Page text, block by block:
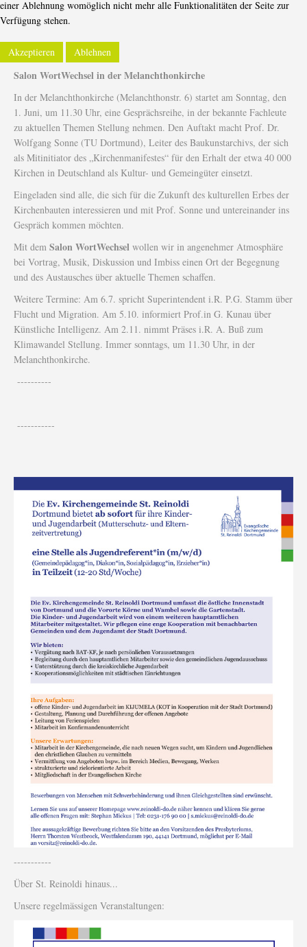
-----------
Salon WortWechsel in der Melanchthonkirche
In der Melanchthonkirche (Melanchthonstr. 6) startet am Sonntag, den
1. Juni, um 11.30 Uhr, eine Gesprächsreihe, in der bekannte Fachleute
zu aktuellen Themen Stellung nehmen. Den Auftakt macht Prof. Dr.
Wolfgang Sonne (TU Dortmund), Leiter des Baukunstarchivs, der sich
als Mitinitiator des „Kirchenmanifestes“ für den Erhalt der etwa 40 000
Kirchen in Deutschland als Kultur- und Gemeingüter einsetzt.
Eingeladen sind alle, die sich für die Zukunft des kulturellen Erbes der
Kirchenbauten interessieren und mit Prof. Sonne und untereinander ins
Gespräch kommen möchten.
Mit dem Salon WortWechsel wollen wir in angenehmer Atmosphäre
bei Vortrag, Musik, Diskussion und Imbiss einen Ort der Begegnung
und des Austausches über aktuelle Themen schaffen.
Weitere Termine: Am 6.7. spricht Superintendent i.R. P.G. Stamm über
Flucht und Migration. Am 5.10. informiert Prof.in G. Kunau über
Künstliche Intelligenz. Am 2.11. nimmt Präses i.R. A. Buß zum
Klimawandel Stellung. Immer sonntags, um 11.30 Uhr, in der
Melanchthonkirche.
----------
-----------
-----------
Über St. Reinoldi hinaus...
Unsere regelmässigen Veranstaltungen:
einer Ablehnung womöglich nicht mehr alle Funktionalitäten der Seite zur
Verfügung stehen.
Akzeptieren Ablehnen